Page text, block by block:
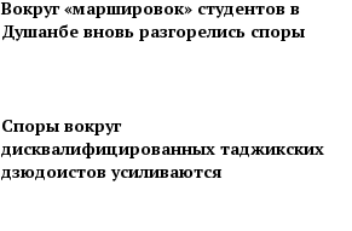
Вокруг «маршировок» студентов в
Душанбе вновь разгорелись споры
Споры вокруг
дисквалифицированных таджикских
дзюдоистов усиливаются